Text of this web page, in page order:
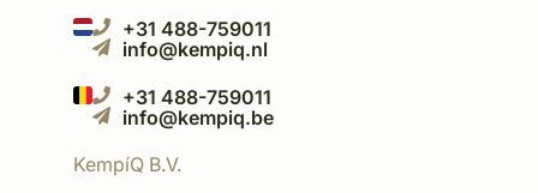
+31 488-759011
info@kempiq.nl
+31 488-759011
info@kempiq.be
KempíQ B.V.